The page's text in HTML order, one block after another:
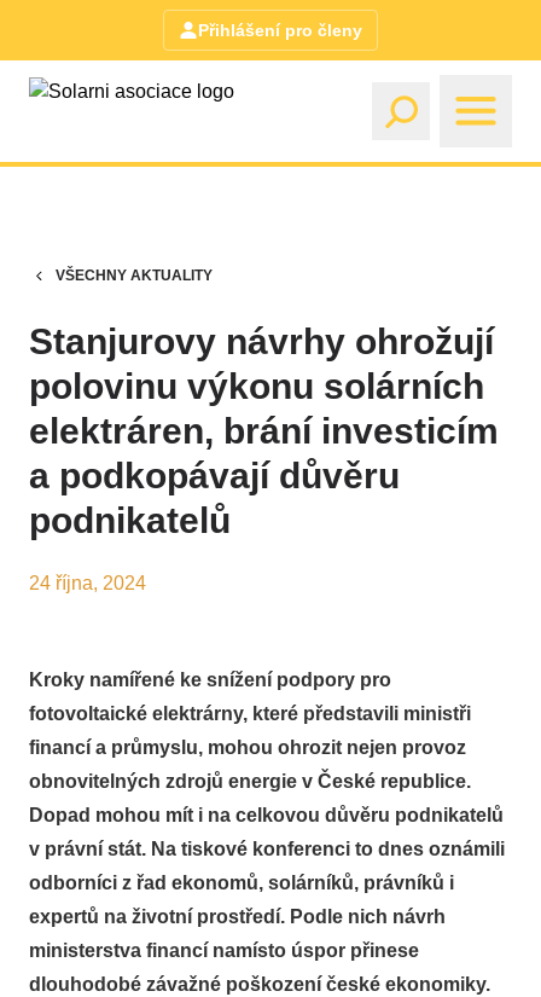
Přihlášení pro členy
VŠECHNY AKTUALITY
Stanjurovy návrhy ohrožují
polovinu výkonu solárních
elektráren, brání investicím
a podkopávají důvěru
podnikatelů
24 října, 2024
Kroky namířené ke snížení podpory pro
fotovoltaické elektrárny, které představili ministři
financí a průmyslu, mohou ohrozit nejen provoz
obnovitelných zdrojů energie v České republice.
Dopad mohou mít i na celkovou důvěru podnikatelů
v právní stát. Na tiskové konferenci to dnes oznámili
odborníci z řad ekonomů, solárníků, právníků i
expertů na životní prostředí. Podle nich návrh
ministerstva financí namísto úspor přinese
dlouhodobé závažné poškození české ekonomiky.